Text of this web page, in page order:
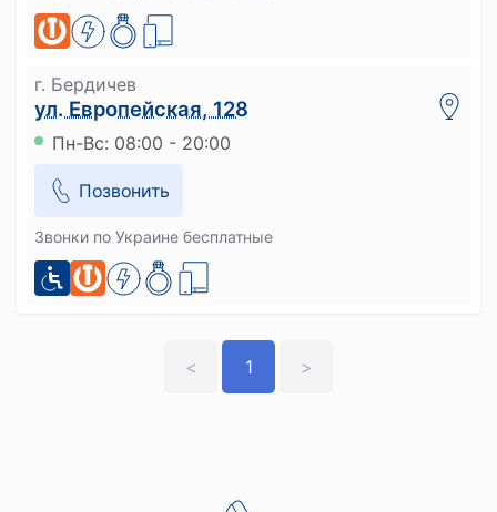
г. Бердичев
ул. Европейская, 128
Пн-Вс: 08:00 - 20:00
Позвонить
Звонки по Украине бесплатные
< 1 >